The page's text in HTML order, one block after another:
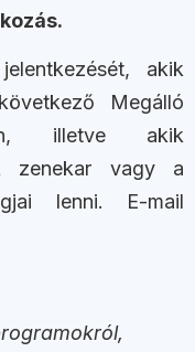
akik
Megálló
illetve akik
zenekar vagy a
lenni. E-mail